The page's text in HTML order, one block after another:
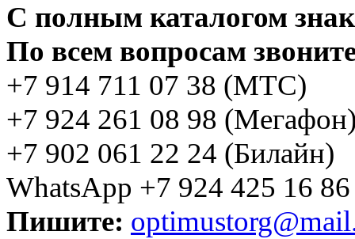
С полным каталогом
По всем вопросам
+7 914 711 07 38 (МТС)
+7 924 261 08 98
+7 902 061 22 24 (Билайн)
WhatsApp +7 924 425 16 86
Пишите: